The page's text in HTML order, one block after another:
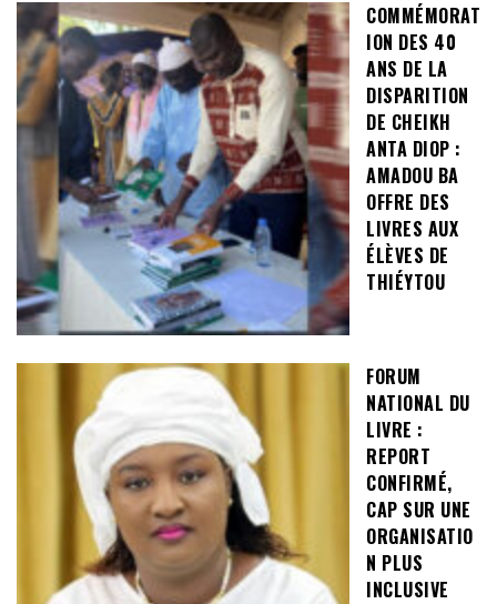
COMMÉMORAT
ION DES 40
ANS DE LA
DISPARITION
DE CHEIKH
ANTA DIOP :
AMADOU BA
OFFRE DES
LIVRES AUX
ÉLÈVES DE
THIÉYTOU
FORUM
NATIONAL DU
LIVRE :
REPORT
CONFIRMÉ,
CAP SUR UNE
ORGANISATIO
N PLUS
INCLUSIVE